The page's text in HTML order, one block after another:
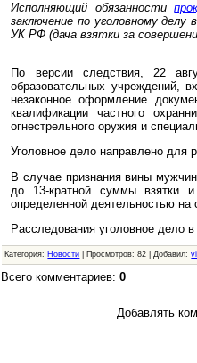
Исполняющий обязанности
заключение по уголовному
УК РФ (дача взятки за
По версии следствия, 22
образовательных учреждений,
незаконное оформление
квалификации частного
огнестрельного оружия и
Уголовное дело направлено для
В случае признания вины
до 13-кратной суммы взятки
определенной деятельностью на
Расследования уголовное дело
Категория: Новости | Просмотров: 82 | Добавил:
Всего комментариев:0
Добавлять